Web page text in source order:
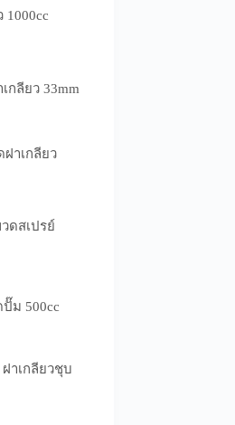
1000cc
กลียว 33mm
ฝาเกลียว
วดสเปรย์
ปั๊ม 500cc
ฝาเกลียวชุบ